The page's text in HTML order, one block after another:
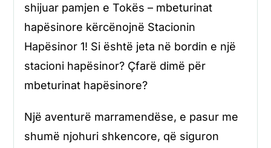
shijuar pamjen e Tokës – mbeturinat
hapësinore kërcënojnë Stacionin
Hapësinor 1! Si është jeta në bordin e një
stacioni hapësinor? Çfarë dimë për
mbeturinat hapësinore?
Një aventurë marramendëse, e pasur me
shumë njohuri shkencore, që siguron